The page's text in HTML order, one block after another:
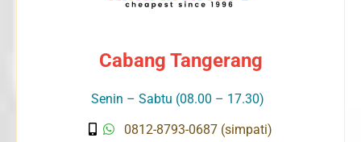
Cabang Tangerang
Senin – Sabtu (08.00 – 17.30)
0812-8793-0687 (simpati)